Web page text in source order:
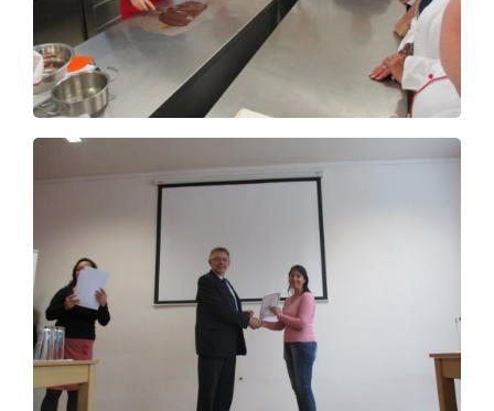
Pro studenty
Pro uchazeče